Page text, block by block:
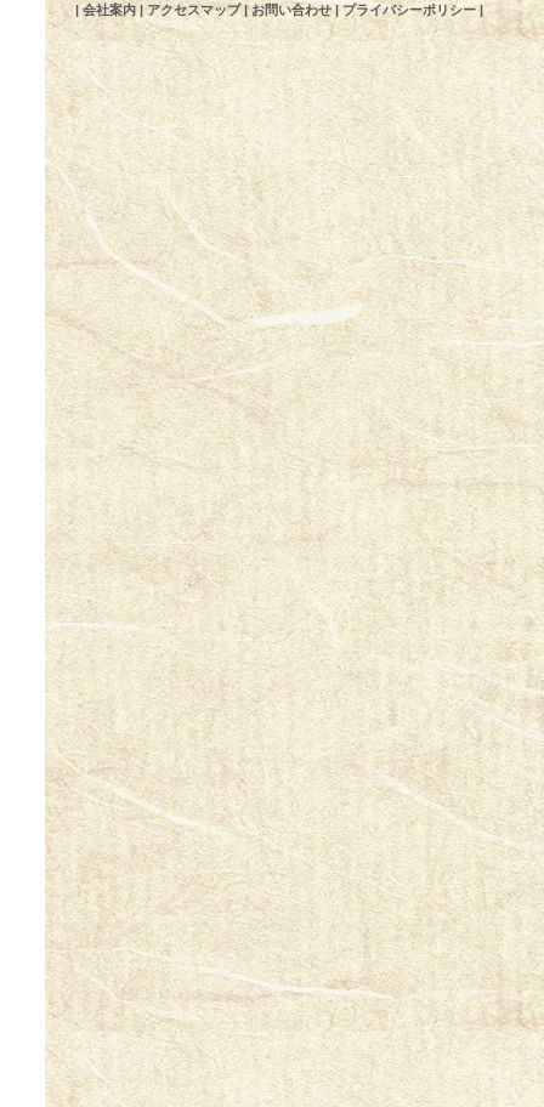
|会社案内|アクセスマップ|お問い合わせ|プライバシーポリシー|